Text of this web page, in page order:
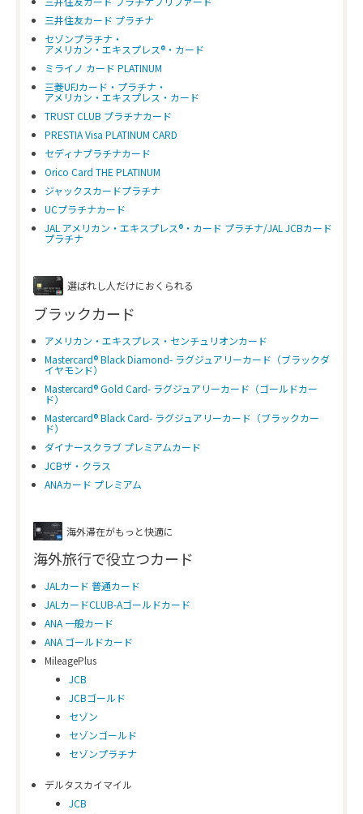
三井住友カード プラチナ
セゾンプラチナ・
アメリカン・エキスプレス®・カード
ミライノ カード PLATINUM
三菱UFJカード・プラチナ・
アメリカン・エキスプレス・カード
TRUST CLUB プラチナカード
PRESTIA Visa PLATINUM CARD
セディナプラチナカード
Orico Card THE PLATINUM
ジャックスカードプラチナ
UCプラチナカード
JAL アメリカン・エキスプレス®・カード プラチナ/JAL JCBカード
プラチナ
選ばれし人だけにおくられる
ブラックカード
アメリカン・エキスプレス・センチュリオンカード
Mastercard® Black Diamond- ラグジュアリーカード（ブラックダ
イヤモンド）
Mastercard® Gold Card- ラグジュアリーカード（ゴールドカー
ド）
Mastercard® Black Card- ラグジュアリーカード（ブラックカー
ド）
ダイナースクラブ プレミアムカード
JCBザ・クラス
ANAカード プレミアム
海外滞在がもっと快適に
海外旅行で役立つカード
JALカード 普通カード
JALカードCLUB-Aゴールドカード
ANA 一般カード
ANA ゴールドカード
MileagePlus
JCB
JCBゴールド
セゾン
セゾンゴールド
セゾンプラチナ
デルタスカイマイル
JCB